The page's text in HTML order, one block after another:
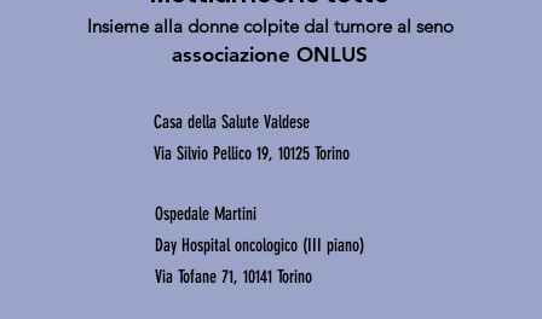
Insieme alla donne colpite dal tumore al seno
associazione ONLUS
Casa della Salute Valdese
Via Silvio Pellico 19, 10125 Torino
Ospedale Martini
Day Hospital oncologico (III piano)
Via Tofane 71, 10141 Torino